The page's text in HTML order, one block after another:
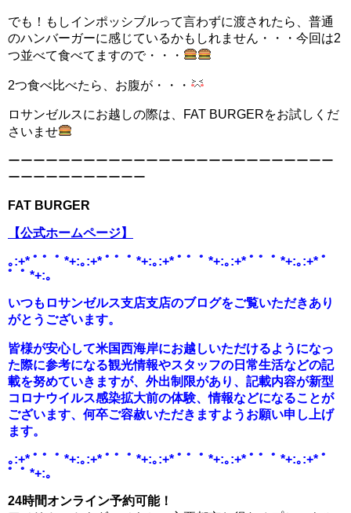
でも！もしインポッシブルって言わずに渡されたら、普通
のハンバーガーに感じているかもしれません・・・今回は2
つ並べて食べてますので・・・
2つ食べ比べたら、お腹が・・・
ロサンゼルスにお越しの際は、FAT BURGERをお試しくだ
さいませ
ーーーーーーーーーーーーーーーーーーーーーーーーーー
ーーーーーーーーーーー
FAT BURGER
【公式ホームページ】
｡:+* ﾟ ゜ﾟ *+:｡:+* ﾟ ゜ﾟ *+:｡:+* ﾟ ゜ﾟ *+:｡:+* ﾟ ゜ﾟ *+:｡:+* ﾟ
゜ﾟ *+:｡
いつもロサンゼルス支店支店のブログをご覧いただきあり
がとうございます。
皆様が安心して米国西海岸にお越しいただけるようになっ
た際に参考になる観光情報やスタッフの日常生活などの記
載を努めていきますが、外出制限があり、 記載内容が新型
コロナウイルス感染拡大前の体験、情報などになることが
ございます、 何卒ご容赦いただきますようお願い申し上げ
ます。
｡:+* ﾟ ゜ﾟ *+:｡:+* ﾟ ゜ﾟ *+:｡:+* ﾟ ゜ﾟ *+:｡:+* ﾟ ゜ﾟ *+:｡:+* ﾟ
゜ﾟ *+:｡
24時間オンライン予約可能！